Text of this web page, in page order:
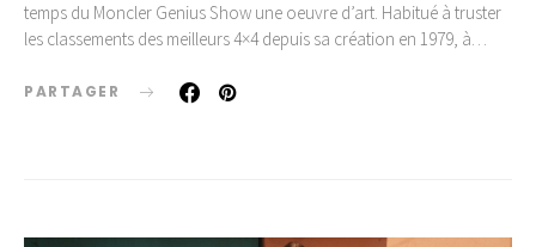
temps du Moncler Genius Show une oeuvre d’art. Habitué à truster
les classements des meilleurs 4×4 depuis sa création en 1979, à…
PARTAGER